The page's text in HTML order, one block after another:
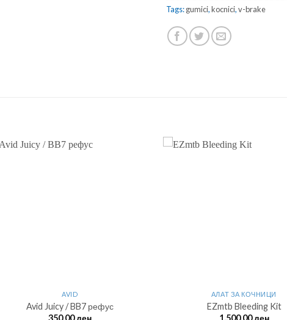
Tags:gumici,kocnici,v-brake
AVID
Avid Juicy / BB7 рефус
АЛАТ ЗА КОЧНИЦИ
EZmtb Bleeding Kit